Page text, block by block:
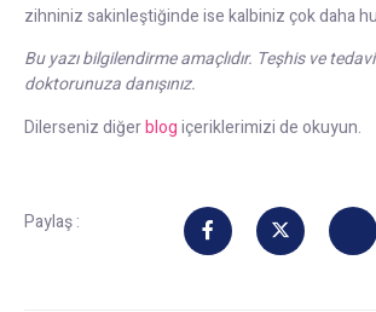
zihniniz sakinleştiğinde ise kalbiniz çok daha
Bu yazı bilgilendirme amaçlıdır. Teşhis ve
doktorunuza danışınız.
Dilerseniz diğerblogiçeriklerimizi de okuyun.
Paylaş :